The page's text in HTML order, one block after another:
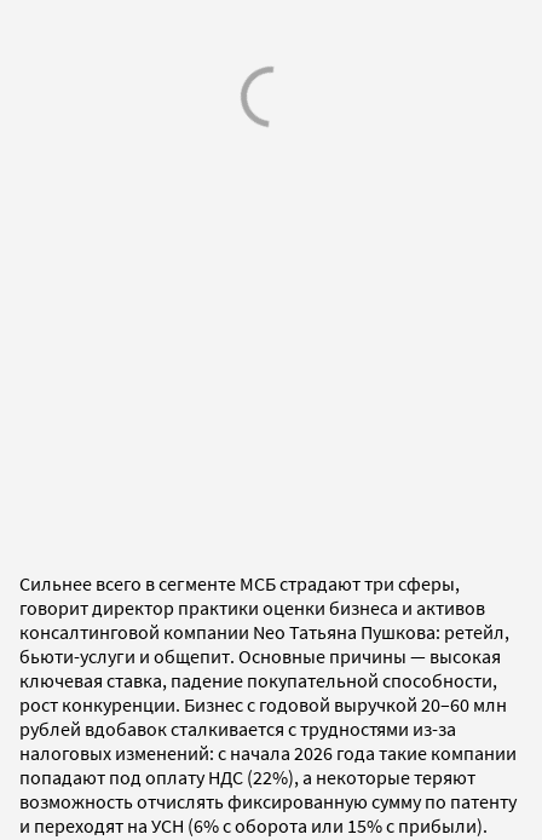
Сильнее всего в сегменте МСБ страдают три сферы,
говорит директор практики оценки бизнеса и активов
консалтинговой компании Neo Татьяна Пушкова: ретейл,
бьюти-услуги и общепит. Основные причины — высокая
ключевая ставка, падение покупательной способности,
рост конкуренции. Бизнес с годовой выручкой 20–60 млн
рублей вдобавок сталкивается с трудностями из-за
налоговых изменений: с начала 2026 года такие компании
попадают под оплату НДС (22%), а некоторые теряют
возможность отчислять фиксированную сумму по патенту
и переходят на УСН (6% с оборота или 15% с прибыли).